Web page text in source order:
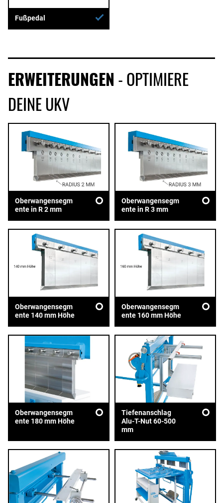
Fußpedal
ERWEITERUNGEN - OPTIMIERE
DEINE UKV
Oberwangensegm
ente in R 2 mm
Oberwangensegm
ente in R 3 mm
Oberwangensegm
ente 140 mm Höhe
Oberwangensegm
ente 160 mm Höhe
Oberwangensegm
ente 180 mm Höhe
Tiefenanschlag
Alu-T-Nut 60-500
mm